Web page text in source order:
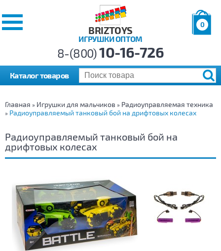
BRIZTOYS
ИГРУШКИ ОПТОМ
0
р.
8-(800)10-16-726
Каталог товаров
Главная » Игрушки для мальчиков » Радиоуправляемая техника
» Радиоуправляемый танковый бой на дрифтовых колесах
Радиоуправляемый танковый бой на
дрифтовых колесах